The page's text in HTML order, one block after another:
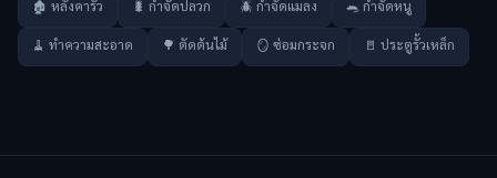
🏚️ หลังคารั่ว 🐛 กำจัดปลวก 🪲 กำจัดแมลง 🐀 กำจัดหนู
🧹 ทำความสะอาด 🌳 ตัดต้นไม้ 🪞 ซ่อมกระจก 🚪 ประตูรั้วเหล็ก